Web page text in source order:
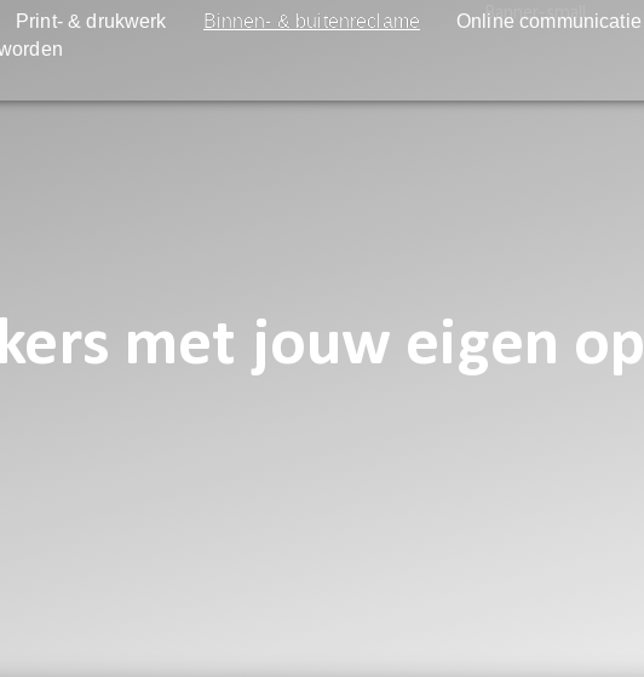
Print- & drukwerk Binnen- & buitenreclame Online communicatie
met jouw eigen